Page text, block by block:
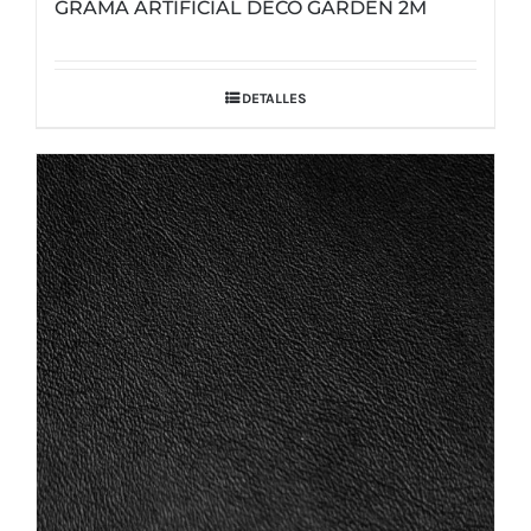
GRAMA ARTIFICIAL DECO GARDEN 2M
DETALLES